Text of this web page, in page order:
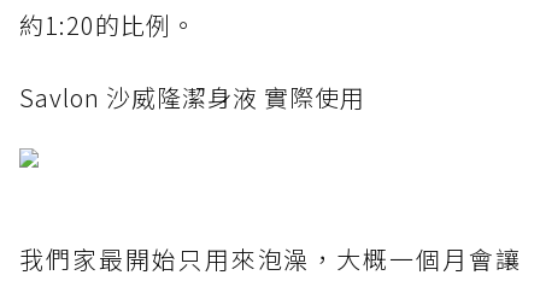
約1:20的比例。
Savlon 沙威隆潔身液 實際使用
我們家最開始只用來泡澡，大概一個月會讓